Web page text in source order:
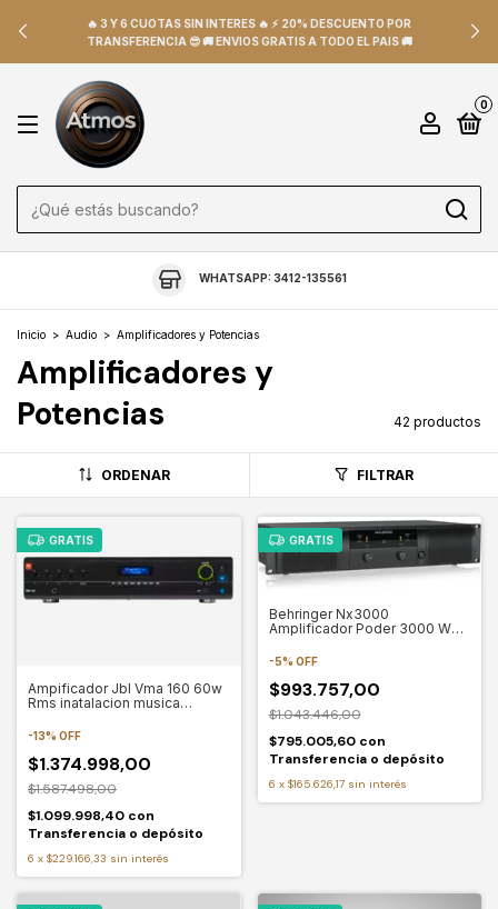
🔥 3 Y 6 CUOTAS SIN INTERES 🔥 ⚡ 20% DESCUENTO POR
TRANSFERENCIA 😎 🚚 ENVIOS GRATIS A TODO EL PAIS 🚚
0
WHATSAPP: 3412-135561
Inicio > Audio > Amplificadores y Potencias
Amplificadores y
Potencias
42 productos
ORDENAR FILTRAR
GRATIS
Ampificador Jbl Vma 160 60w
Rms inatalacion musica
-13% OFF
$1.374.998,00
$1.587.498,00
$1.099.998,40 con
Transferencia o depósito
6 x $229.166,33 sin interés
GRATIS
Behringer Nx3000
Amplificador Poder 3000 W
-5% OFF
$993.757,00
$1.043.446,00
$795.005,60 con
Transferencia o depósito
6 x $165.626,17 sin interés